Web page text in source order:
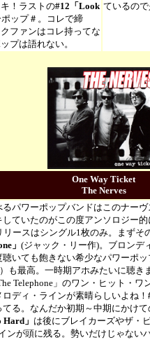
！ラストの#12「Look
ップ＃。コレで締
ファンはコレ持ってな
プは語れない。
ているので
One Way Ticket
The Nerves
パワーポップバンドはこのナー
ていたのがこの度アンソロジー
ースはシングル1枚のみ。まずそ
」 (ジャック・リー作)。ブロンデ
いても飽きない希少なパワーポッ
も最高。一時期アホみたいに聴
Telephone」のワン・ヒット・ワ
ディ・ラインが素晴らしいよね！
る。なんだか初期～中期にかけ
」 は後にブレイカーズやザ・
ンが頭に残る。勢いだけじゃない